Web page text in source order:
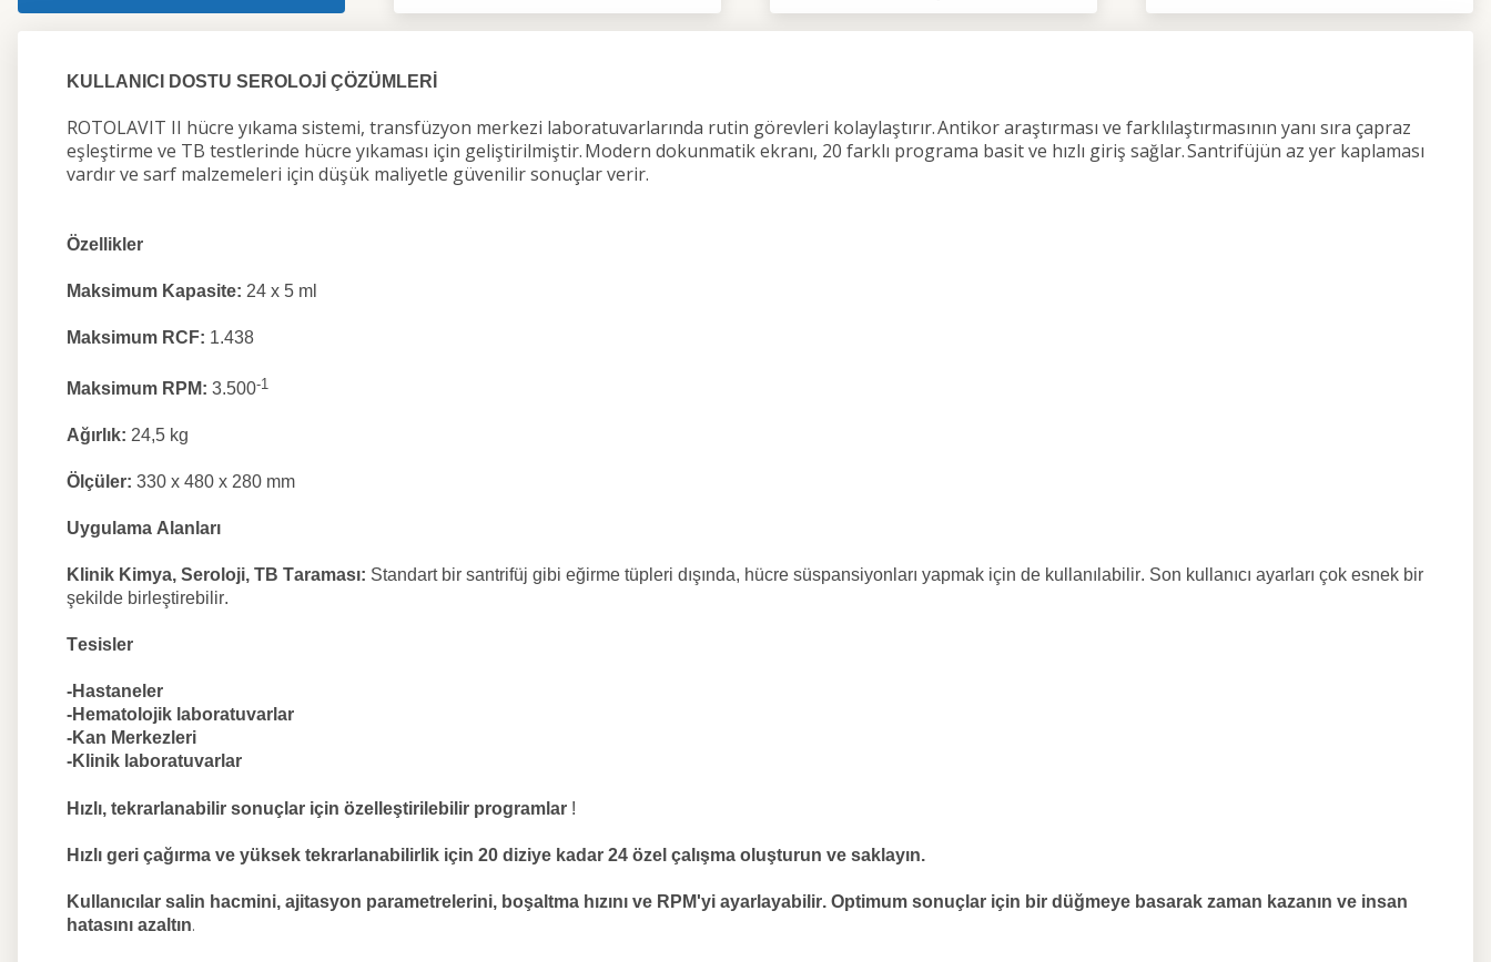
KULLANICI DOSTU SEROLOJİ ÇÖZÜMLERİ
ROTOLAVIT II hücre yıkama sistemi, transfüzyon merkezi laboratuvarlarında rutin görevleri kolaylaştırır. Antikor araştırması ve farklılaştırmasının yanı sıra çapraz
eşleştirme ve TB testlerinde hücre yıkaması için geliştirilmiştir. Modern dokunmatik ekranı, 20 farklı programa basit ve hızlı giriş sağlar. Santrifüjün az yer kaplaması
vardır ve sarf malzemeleri için düşük maliyetle güvenilir sonuçlar verir.
Özellikler
Maksimum Kapasite: 24 x 5 ml
Maksimum RCF: 1.438
Maksimum RPM: 3.500-1
Ağırlık: 24,5 kg
Ölçüler: 330 x 480 x 280 mm
Uygulama Alanları
Klinik Kimya, Seroloji, TB Taraması: Standart bir santrifüj gibi eğirme tüpleri dışında, hücre süspansiyonları yapmak için de kullanılabilir. Son kullanıcı ayarları çok esnek bir
şekilde birleştirebilir.
Tesisler
-Hastaneler
-Hematolojik laboratuvarlar
-Kan Merkezleri
-Klinik laboratuvarlar
Hızlı, tekrarlanabilir sonuçlar için özelleştirilebilir programlar !
Hızlı geri çağırma ve yüksek tekrarlanabilirlik için 20 diziye kadar 24 özel çalışma oluşturun ve saklayın.
Kullanıcılar salin hacmini, ajitasyon parametrelerini, boşaltma hızını ve RPM'yi ayarlayabilir. Optimum sonuçlar için bir düğmeye basarak zaman kazanın ve insan
hatasını azaltın.